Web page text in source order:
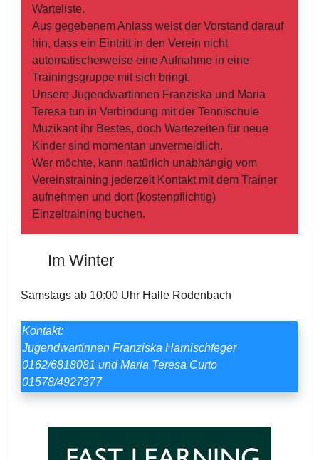
Warteliste.
Aus gegebenem Anlass weist der Vorstand darauf
hin, dass ein Eintritt in den Verein nicht
automatischerweise eine Aufnahme in eine
Trainingsgruppe mit sich bringt.
Unsere Jugendwartinnen Franziska und Maria
Teresa tun in Verbindung mit der Tennischule
Muzikant ihr Bestes, doch Wartezeiten für neue
Kinder sind momentan unvermeidlich.
Wer möchte, kann natürlich unabhängig vom
Vereinstraining jederzeit Kontakt mit dem Trainer
aufnehmen und dort (kostenpflichtig)
Einzeltraining buchen.
Im Winter
Samstags ab 10:00 Uhr Halle Rodenbach
Kontakt:
Jugendwartinnen Franziska Harnischfeger
0162/6818081 und Maria Teresa Curto
01578/4927377